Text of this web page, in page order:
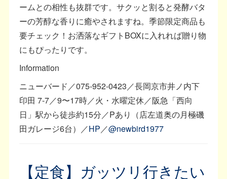
ームとの相性も抜群です。サクッと割ると発酵バタ
ーの芳醇な香りに癒やされますね。季節限定商品も
要チェック！お洒落なギフトBOXに入れれば贈り物
にもぴったりです。
Information
ニューバード／075-952-0423／長岡京市井ノ内下
印田 7-7／9〜17時／火・水曜定休／阪急「西向
日」駅から徒歩約15分／Pあり（店左道奥の月極磯
田ガレージ6台）／HP／@newbird1977
【定食】ガッツリ行きたい